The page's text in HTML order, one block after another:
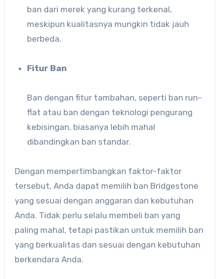
ban dari merek yang kurang terkenal,
meskipun kualitasnya mungkin tidak jauh
berbeda.
Fitur Ban
Ban dengan fitur tambahan, seperti ban run-
flat atau ban dengan teknologi pengurang
kebisingan, biasanya lebih mahal
dibandingkan ban standar.
Dengan mempertimbangkan faktor-faktor
tersebut, Anda dapat memilih ban Bridgestone
yang sesuai dengan anggaran dan kebutuhan
Anda. Tidak perlu selalu membeli ban yang
paling mahal, tetapi pastikan untuk memilih ban
yang berkualitas dan sesuai dengan kebutuhan
berkendara Anda.